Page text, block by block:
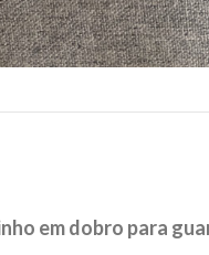
em dobro para